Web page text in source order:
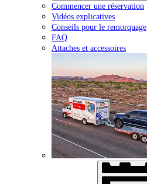
Commencer une réservation
Vidéos explicatives
Conseils pour le remorquage
FAQ
Attaches et accessoires